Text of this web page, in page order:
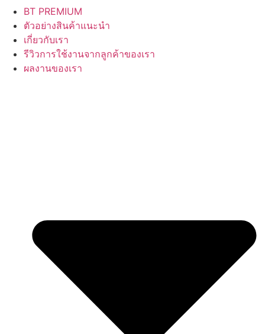
BT PREMIUM
ตัวอย่างสินค้าแนะนำ
เกี่ยวกับเรา
รีวิวการใช้งานจากลูกค้าของเรา
ผลงานของเรา